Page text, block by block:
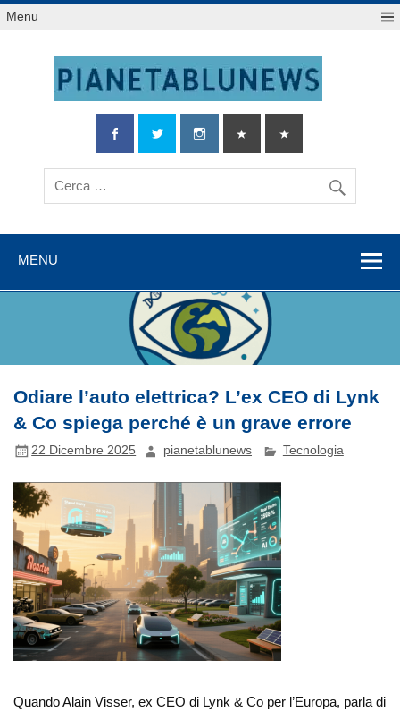
Salta
alMenu
MENU
Odiare l’auto elettrica? L’ex CEO di Lynk
& Co spiega perché è un grave errore
22 Dicembre 2025 pianetablunews Tecnologia
Quando Alain Visser, ex CEO di Lynk & Co per l’Europa, parla di